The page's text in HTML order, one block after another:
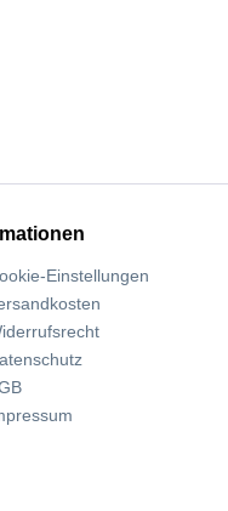
Einstellungen